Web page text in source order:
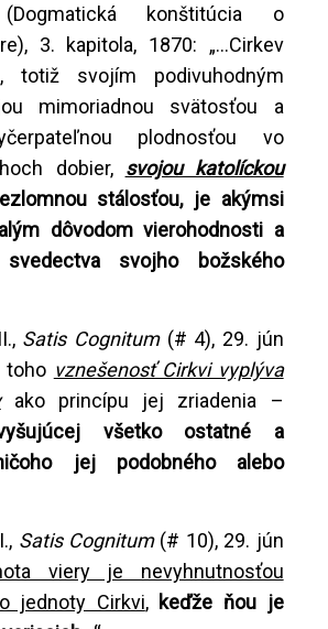
konštitúcia o
3. kapitola, 1870: „...Cirkev
totiž svojím podivuhodným
mimoriadnou svätosťou a
plodnosťou vo
dobier, svojou katolíckou
stálosťou, je akýmsi
dôvodom vierohodnosti a
svedectva svojho božského
Satis Cognitum (# 4), 29. jún
toho vznešenosť Cirkvi vyplýva
ako princípu jej zriadenia –
všetko ostatné a
jej podobného alebo
Satis Cognitum (# 10), 29. jún
viery je nevyhnutnosťou
jednoty Cirkvi, keďže ňou je